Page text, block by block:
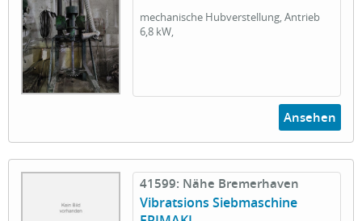
mechanische Hubverstellung, Antrieb
6,8 kW,
Ansehen
41599: Nähe Bremerhaven
Vibratsions Siebmaschine